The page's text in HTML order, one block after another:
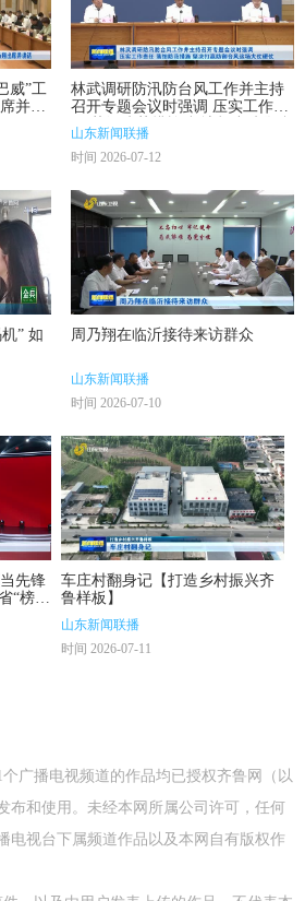
威”工
并讲
林武调研防汛防台风工作并主持
召开专题会议时强调 压实工作责
任 落细防范措施 坚决打赢防御台
风这场大仗硬仗
山东新闻联播
时间 2026-07-12
” 如
周乃翔在临沂接待来访群众
山东新闻联播
时间 2026-07-10
先锋
“榜样
车庄村翻身记【打造乡村振兴齐
鲁样板】
山东新闻联播
时间 2026-07-11
广播电视频道的作品均已授权齐鲁网（以
布和使用。未经本网所属公司许可，任何
电视台下属频道作品以及本网自有版权作